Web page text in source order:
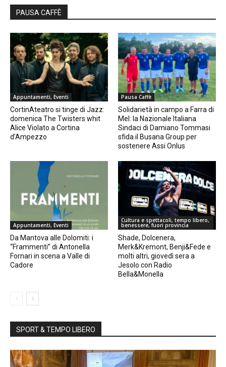
PAUSA CAFFÈ
Appuntamenti, Eventi
CortinAteatro si tinge di Jazz:
domenica The Twisters whit
Alice Violato a Cortina
d’Ampezzo
Pausa Caffè
Solidarietà in campo a Farra di
Mel: la Nazionale Italiana
Sindaci di Damiano Tommasi
sfida il Busana Group per
sostenere Assi Onlus
Appuntamenti, Eventi
Da Mantova alle Dolomiti: i
“Frammenti” di Antonella
Fornari in scena a Valle di
Cadore
Cultura e spettacoli, tempo libero,
benessere, fuori provincia
Shade, Dolcenera,
Merk&Kremont, Benji&Fede e
molti altri, giovedì sera a
Jesolo con Radio
Bella&Monella
SPORT & TEMPO LIBERO